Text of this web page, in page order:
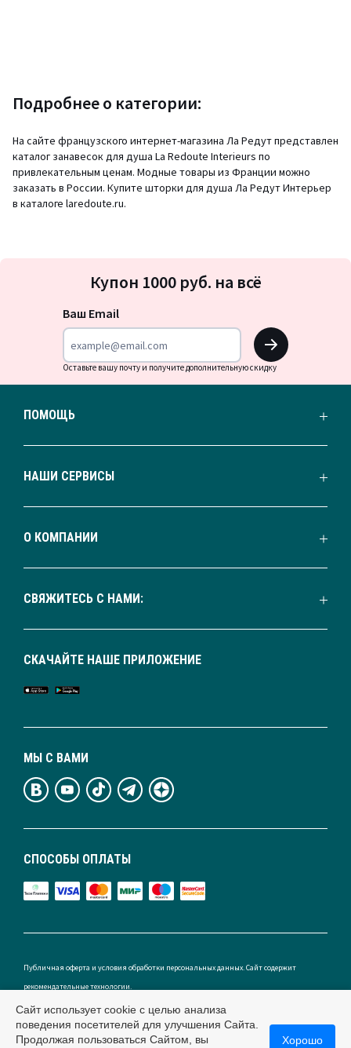
Подробнее о категории:
На сайте французского интернет-магазина Ла Редут представлен
каталог занавесок для душа La Redoute Interieurs по
привлекательным ценам. Модные товары из Франции можно
заказать в России. Купите шторки для душа Ла Редут Интерьер
в каталоге laredoute.ru.
на
Купон 1000 руб. на всё
Ваш Email
OK
Оставьте вашу почту и получите дополнительную скидку
ПОМОЩЬ
НАШИ СЕРВИСЫ
О КОМПАНИИ
СВЯЖИТЕСЬ С НАМИ:
СПОСОБЫ ОПЛАТЫ
МЫ С ВАМИ
СКАЧАЙТЕ НАШЕ ПРИЛОЖЕНИЕ
Публичная оферта и условия обработки персональных данных. Сайт содержит
рекомендательные технологии.
Сайт использует cookie с целью анализа
поведения посетителей для улучшения Сайта.
Продолжая пользоваться Сайтом, вы
Хорошо